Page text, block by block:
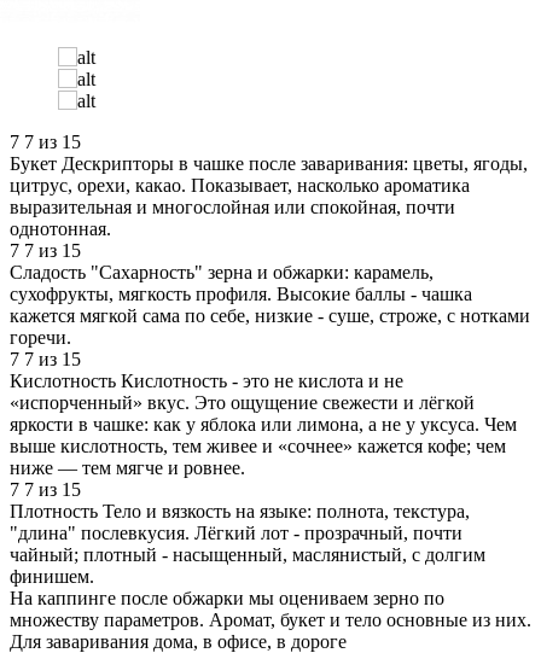
7 7 из 15
Букет Дескрипторы в чашке после заваривания: цветы, ягоды,
цитрус, орехи, какао. Показывает, насколько ароматика
выразительная и многослойная или спокойная, почти
однотонная.
7 7 из 15
Сладость "Сахарность" зерна и обжарки: карамель,
сухофрукты, мягкость профиля. Высокие баллы - чашка
кажется мягкой сама по себе, низкие - суше, строже, с нотками
горечи.
7 7 из 15
Кислотность Кислотность - это не кислота и не
«испорченный» вкус. Это ощущение свежести и лёгкой
яркости в чашке: как у яблока или лимона, а не у уксуса. Чем
выше кислотность, тем живее и «сочнее» кажется кофе; чем
ниже — тем мягче и ровнее.
7 7 из 15
Плотность Тело и вязкость на языке: полнота, текстура,
"длина" послевкусия. Лёгкий лот - прозрачный, почти
чайный; плотный - насыщенный, маслянистый, с долгим
финишем.
На каппинге после обжарки мы оцениваем зерно по
множеству параметров. Аромат, букет и тело основные из них.
Для заваривания дома, в офисе, в дороге